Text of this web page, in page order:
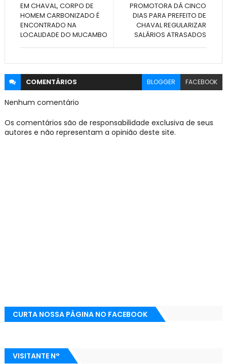
PROMOTORA DÁ CINCO
DIAS PARA PREFEITO DE
CHAVAL REGULARIZAR
SALÁRIOS ATRASADOS
EM CHAVAL, CORPO DE
HOMEM CARBONIZADO É
ENCONTRADO NA
LOCALIDADE DO MUCAMBO
COMENTÁRIOS BLOGGER FACEBOOK
Nenhum comentário
Os comentários são de responsabilidade exclusiva de seus
autores e não representam a opinião deste site.
CURTA NOSSA PÁGINA NO FACEBOOK
VISITANTE N°